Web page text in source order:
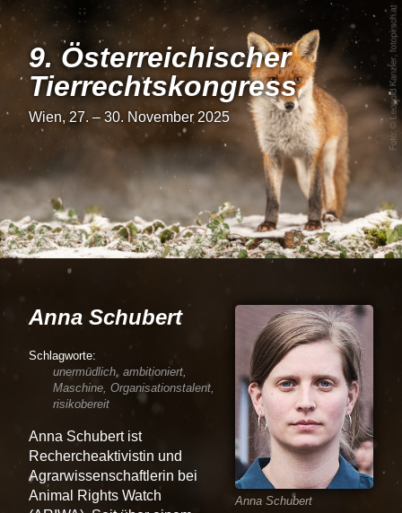
9. Österrei­chi­scher
Tier­rechts­kon­gress
Wien, 27. – 30. November 2025
Anna Schubert
Anna Schubert
unermüdlich, ambitioniert,
Maschine, Organisationstalent,
risikobereit
Anna Schubert ist
Rechercheaktivistin und
Agrarwissenschaftlerin bei
Animal Rights Watch